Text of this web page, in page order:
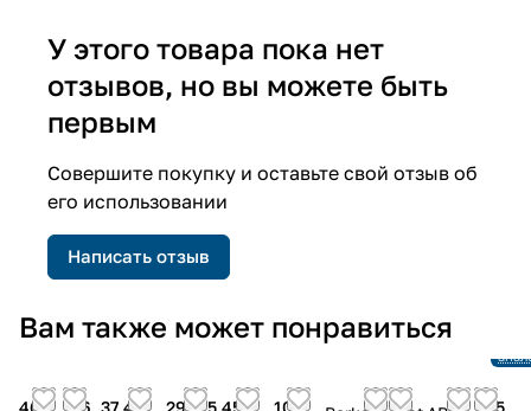
У этого товара пока нет
отзывов, но вы можете быть
первым
Совершите покупку и оставьте свой отзыв об
его использовании
Написать отзыв
Вам также может понравиться
46
66 37 451
29 775 45
102
45